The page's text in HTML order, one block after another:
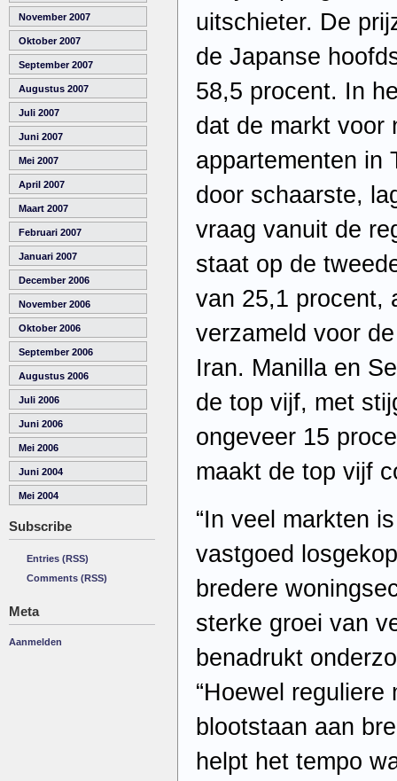
November 2007
Oktober 2007
September 2007
Augustus 2007
Juli 2007
Juni 2007
Mei 2007
April 2007
Maart 2007
Februari 2007
Januari 2007
December 2006
November 2006
Oktober 2006
September 2006
Augustus 2006
Juli 2006
Juni 2006
Mei 2006
Juni 2004
Mei 2004
Subscribe
Entries (RSS)
Comments (RSS)
Meta
Aanmelden
uitschieter. De
de Japanse
58,5 procent. In
dat de markt voor
appartementen in
door schaarste,
vraag vanuit de
staat op de
van 25,1 procent,
verzameld voor
Iran. Manilla en
de top vijf, met
ongeveer 15
maakt de top vijf
“In veel markten
vastgoed
bredere
sterke groei van
benadrukt
“Hoewel
blootstaan aan
helpt het tempo